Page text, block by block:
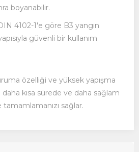
boyanabilir.
4102-1'e göre B3 yangın
güvenli bir kullanım
özelliği ve yüksek yapışma
kısa sürede ve daha sağlam
tamamlamanızı sağlar.